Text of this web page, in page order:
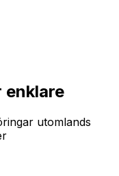
enklare
utomlands